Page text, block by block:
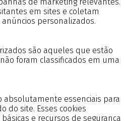
de marketing relevantes.
em sites e coletam
personalizados.
são aqueles que estão
foram classificados em uma
absolutamente essenciais para
do site. Esses cookies
e recursos de segurança